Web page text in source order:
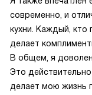
современно, и
кухни. Каждый, кто
делает
В общем, я
Это
делает мою жизнь